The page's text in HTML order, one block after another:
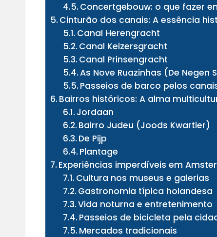
Concertgebouw: o que fazer
Cinturão dos canais: A essência
Canal Herengracht
Canal Keizersgracht
Canal Prinsengracht
As Nove Ruazinhas (De Negen
Passeios de barco pelos
Bairros históricos: A alma
Jordaan
Bairro Judeu (Joods Kwartier)
De Pijp
Plantage
Experiências imperdíveis em
Cultura nos museus e galerias
Gastronomia típica holandesa
Vida noturna e entretenimento
Passeios de bicicleta pela
Mercados tradicionais